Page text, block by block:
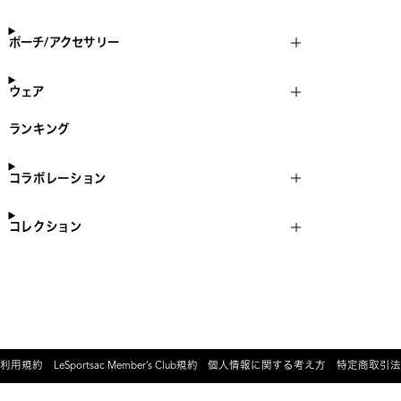
ポーチ/アクセサリー
ウェア
ランキング
コラボレーション
コレクション
利用規約 LeSportsac Member’s Club規約 個人情報に関する考え方 特定商取引